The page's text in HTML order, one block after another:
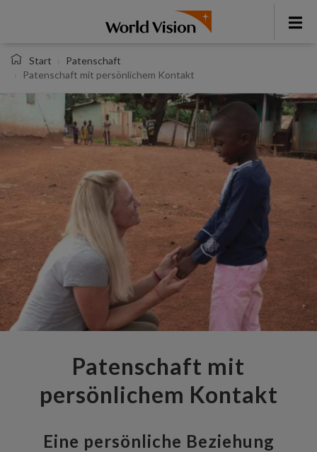
Start
Patenschaft
Patenschaft mit persönlichem Kontakt
Patenschaft mit
persönlichem Kontakt
Eine persönliche Beziehung